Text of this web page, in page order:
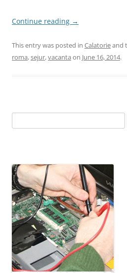
Continue reading →
This entry was posted in Calatorieand
roma,sejur,vacanta on June 16, 2014.
for: